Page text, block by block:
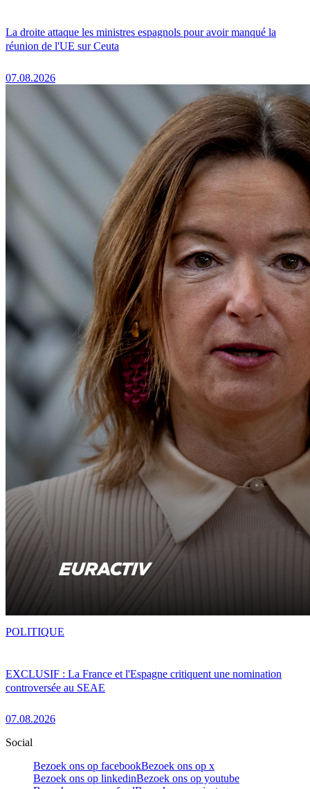
La droite attaque les ministres espagnols pour avoir manqué la
réunion de l'UE sur Ceuta
07.08.2026
EXCLUSIF : La France et l'Espagne critiquent une nomination
controversée au SEAE
07.08.2026
POLITIQUE
Social
Bezoek ons op facebookBezoek ons op x
Bezoek ons op linkedinBezoek ons op youtube